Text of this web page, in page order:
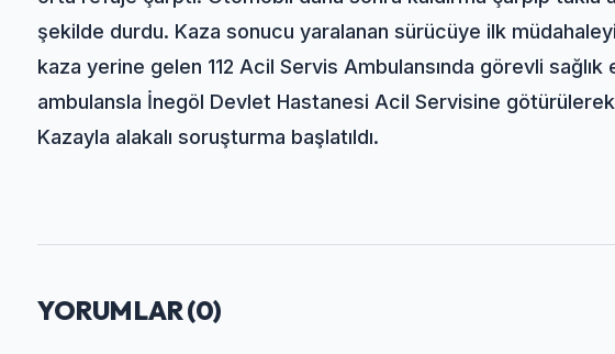
şekilde durdu. Kaza sonucu yaralanan sürücüye ilk
kaza yerine gelen 112 Acil Servis Ambulansında görevli sağlık
ambulansla İnegöl Devlet Hastanesi Acil Servisine götürülerek
Kazayla alakalı soruşturma başlatıldı.
YORUMLAR (0)